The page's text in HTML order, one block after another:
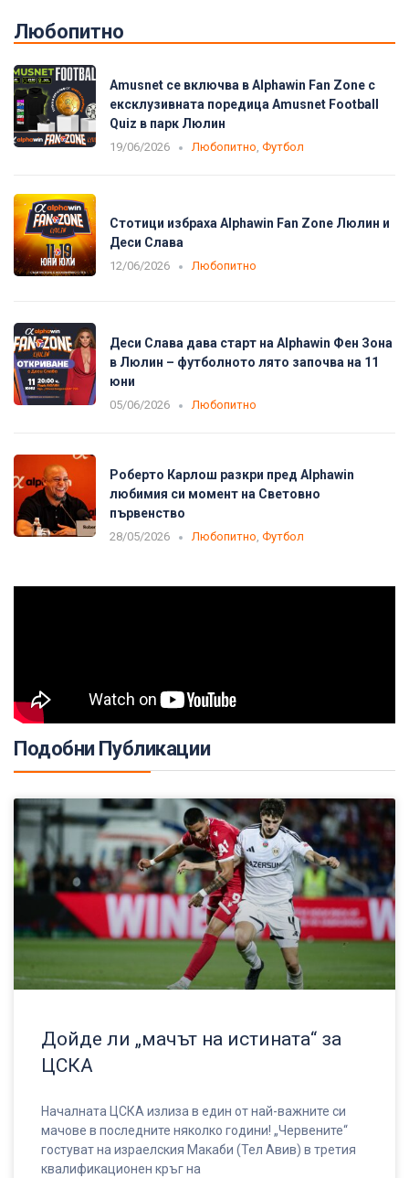
Любопитно
Amusnet се включва в Alphawin Fan Zone с
ексклузивната поредица Amusnet Football
Quiz в парк Люлин
19/06/2026 Любопитно Футбол
Стотици избраха Alphawin Fan Zone Люлин и
Деси Слава
12/06/2026 Любопитно
Деси Слава дава старт на Alphawin Фен Зона
в Люлин – футболното лято започва на 11
юни
05/06/2026 Любопитно
Роберто Карлош разкри пред Alphawin
любимия си момент на Световно
първенство
28/05/2026 Любопитно Футбол
Подобни Публикации
Дойде ли „мачът на истината“ за
ЦСКА
Началната ЦСКА излиза в един от най-важните си
мачове в последните няколко години! „Червените“
гостуват на израелския Макаби (Тел Авив) в третия
квалификационен кръг на